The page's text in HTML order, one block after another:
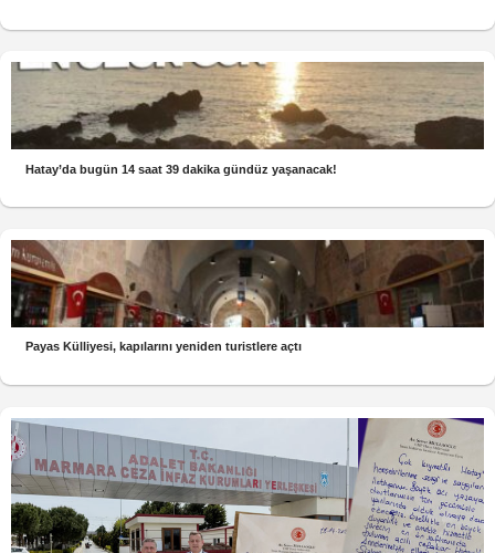
Hatay’da bugün 14 saat 39 dakika gündüz yaşanacak!
Payas Külliyesi, kapılarını yeniden turistlere açtı